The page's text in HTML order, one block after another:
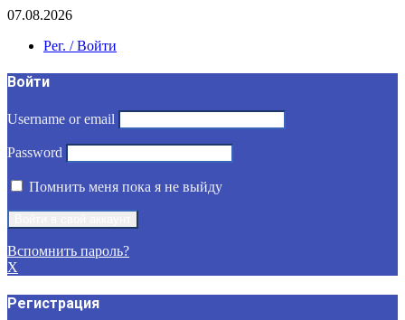
07.08.2026
Рег. / Войти
Войти
Username or email
Password
Помнить меня пока я не выйду
Вспомнить пароль?
X
Регистрация